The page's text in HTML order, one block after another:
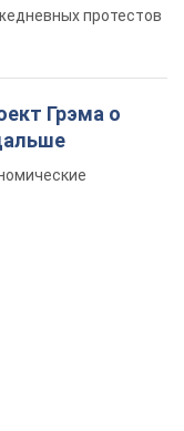
протестов
Грэма о